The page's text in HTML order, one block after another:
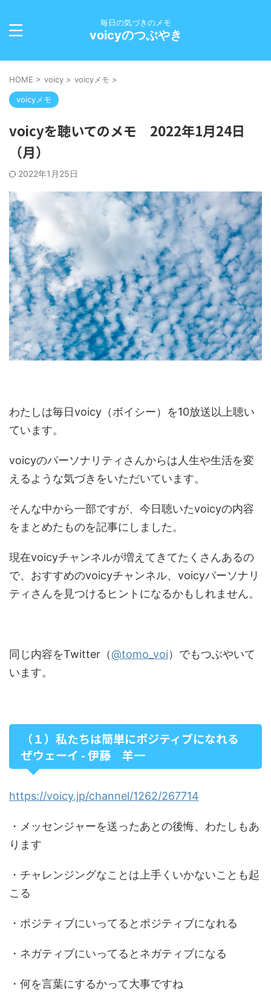
毎日の気づきのメモ
voicyのつぶやき
HOME > voicy > voicyメモ >
voicyメモ
voicyを聴いてのメモ 2022年1月24日
（月）
2022年1月25日
わたしは毎日voicy（ボイシー）を10放送以上聴い
ています。
voicyのパーソナリティさんからは人生や生活を変
えるような気づきをいただいています。
そんな中から一部ですが、今日聴いたvoicyの内容
をまとめたものを記事にしました。
現在voicyチャンネルが増えてきてたくさんあるの
で、おすすめのvoicyチャンネル、voicyパーソナリ
ティさんを見つけるヒントになるかもしれません。
同じ内容をTwitter（@tomo_voi）でもつぶやいて
います。
（１）私たちは簡単にポジティブになれる
ぜウェーイ - 伊藤 羊一
https://voicy.jp/channel/1262/267714
・メッセンジャーを送ったあとの後悔、わたしもあ
ります
・チャレンジングなことは上手くいかないことも起
こる
・ポジティブにいってるとポジティブになれる
・ネガティブにいってるとネガティブになる
・何を言葉にするかって大事ですね